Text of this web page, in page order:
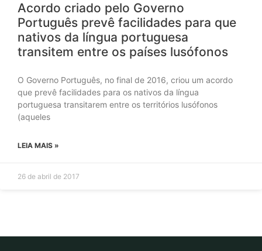
Acordo criado pelo Governo
Português prevê facilidades para que
nativos da língua portuguesa
transitem entre os países lusófonos
O Governo Português, no final de 2016, criou um acordo
que prevê facilidades para os nativos da língua
portuguesa transitarem entre os territórios lusófonos
(aqueles
LEIA MAIS »
26 de abril de 2017